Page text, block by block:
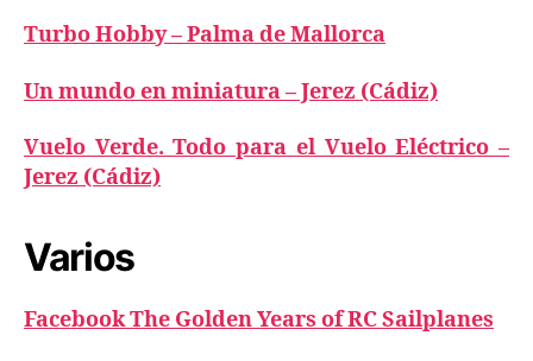
Turbo Hobby – Palma de Mallorca
Un mundo en miniatura – Jerez (Cádiz)
Vuelo Verde. Todo para el Vuelo Eléctrico –
Jerez (Cádiz)
Varios
Facebook The Golden Years of RC Sailplanes